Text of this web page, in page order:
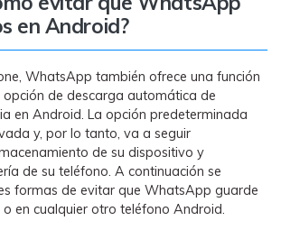
en Android?
WhatsApp también ofrece una función
de descarga automática de
en Android. La opción predeterminada
y, por lo tanto, va a seguir
de su dispositivo y
de su teléfono. A continuación se
formas de evitar que WhatsApp guarde
en cualquier otro teléfono Android.